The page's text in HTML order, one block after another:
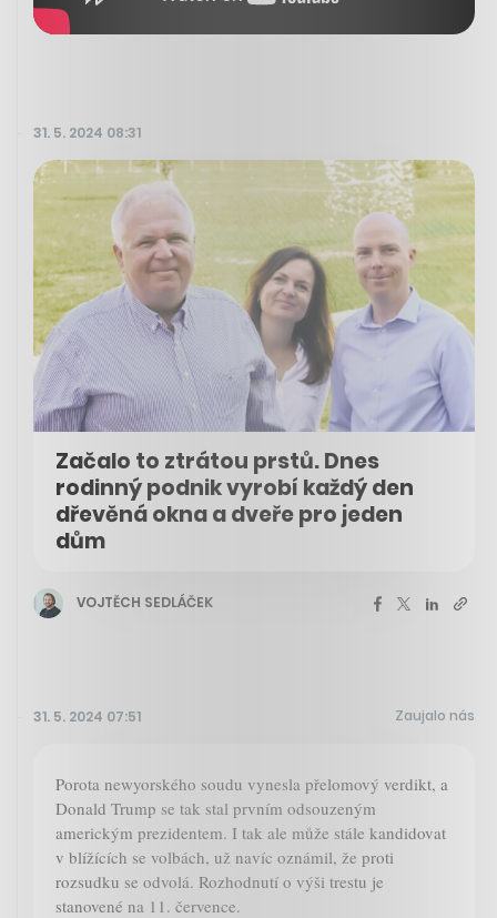
31. 5. 2024 08:31
Začalo to ztrátou prstů. Dnes
rodinný podnik vyrobí každý den
dřevěná okna a dveře pro jeden
dům
VOJTĚCH SEDLÁČEK
31. 5. 2024 07:51 Zaujalo nás
Porota newyorského soudu vynesla přelomový verdikt, a
Donald Trump se tak stal prvním odsouzeným
americkým prezidentem. I tak ale může stále kandidovat
v blížících se volbách, už navíc oznámil, že proti
rozsudku se odvolá. Rozhodnutí o výši trestu je
stanovené na 11. července.